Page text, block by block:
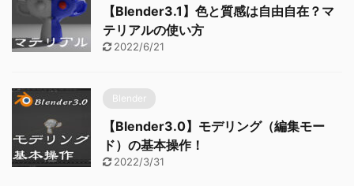
【Blender3.1】色と質感は自由自在？マ
テリアルの使い方
2022/6/21
Blender
【Blender3.0】モデリング（編集モー
ド）の基本操作！
2022/3/31